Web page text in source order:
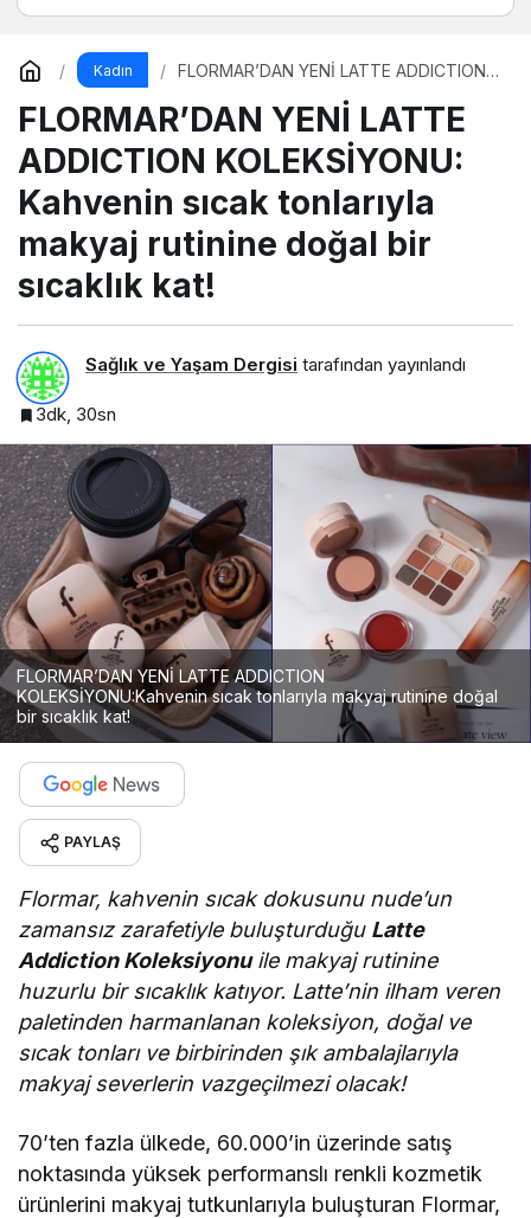
Kadın
FLORMAR’DAN YENİ LATTE ADDICTION
makyaj rutinine doğal bir sıcaklık kat!
FLORMAR’DAN YENİ LATTE
ADDICTION KOLEKSİYONU:
Kahvenin sıcak tonlarıyla
makyaj rutinine doğal bir
sıcaklık kat!
Sağlık ve Yaşam Dergisi tarafından yayınlandı
3dk, 30sn
FLORMAR’DAN YENİ LATTE ADDICTION
KOLEKSİYONU:Kahvenin sıcak tonlarıyla makyaj rutinine doğal
bir sıcaklık kat!
PAYLAŞ
Flormar, kahvenin sıcak dokusunu nude’un
zamansız zarafetiyle buluşturduğu Latte
Addiction Koleksiyonuile makyaj rutinine
huzurlu bir sıcaklık katıyor. Latte’nin ilham veren
paletinden harmanlanan koleksiyon, doğal ve
sıcak tonları ve birbirinden şık ambalajlarıyla
makyaj severlerin vazgeçilmezi olacak!
70’ten fazla ülkede, 60.000’in üzerinde satış
noktasında yüksek performanslı renkli kozmetik
ürünlerini makyaj tutkunlarıyla buluşturan Flormar,